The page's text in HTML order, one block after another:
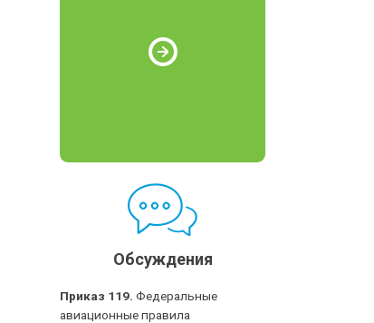
Обсуждения
Приказ 119. Федеральные
авиационные правила